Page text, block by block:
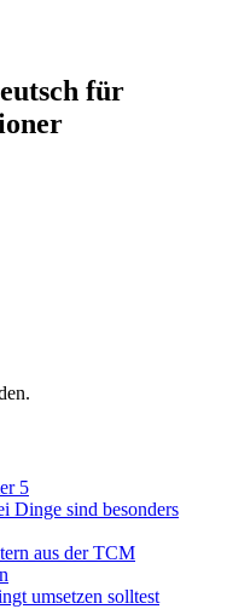
für
5
Dinge sind besonders
aus der TCM
umsetzen solltest